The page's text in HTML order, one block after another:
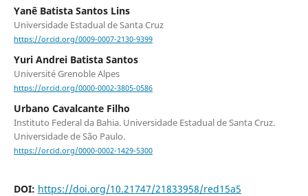
Yanê Batista Santos Lins
Universidade Estadual de Santa Cruz
https://orcid.org/0009-0007-2130-9399
Yuri Andrei Batista Santos
Université Grenoble Alpes
https://orcid.org/0000-0002-3805-0586
Urbano Cavalcante Filho
Instituto Federal da Bahia. Universidade Estadual de Santa Cruz.
Universidade de São Paulo.
https://orcid.org/0000-0002-1429-5300
DOI: https://doi.org/10.21747/21833958/red15a5